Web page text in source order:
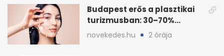
Budapest erős a plasztikai
turizmusban: 30–70%
árkülönbség Európához
novekedes.hu 2 órája